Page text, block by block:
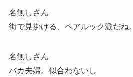
名無しさん
街で見掛ける、ペアルック派だね。
名無しさん
バカ夫婦。似合わないし